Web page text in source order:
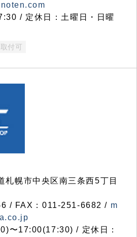
/ 定休日：土曜日・日曜
付可
幌市中央区南三条西5丁目
/ FAX：011-251-6682 / m
〜17:00(17:30) / 定休日：